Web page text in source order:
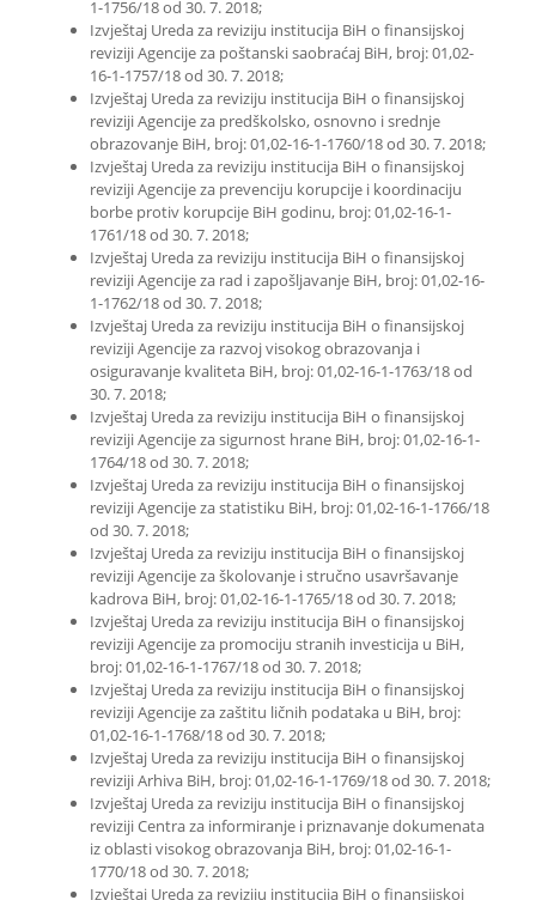
1-1756/18 od 30. 7. 2018;
Izvještaj Ureda za reviziju institucija BiH o finansijskoj
reviziji Agencije za poštanski saobraćaj BiH, broj: 01,02-
16-1-1757/18 od 30. 7. 2018;
Izvještaj Ureda za reviziju institucija BiH o finansijskoj
reviziji Agencije za predškolsko, osnovno i srednje
obrazovanje BiH, broj: 01,02-16-1-1760/18 od 30. 7. 2018;
Izvještaj Ureda za reviziju institucija BiH o finansijskoj
reviziji Agencije za prevenciju korupcije i koordinaciju
borbe protiv korupcije BiH godinu, broj: 01,02-16-1-
1761/18 od 30. 7. 2018;
Izvještaj Ureda za reviziju institucija BiH o finansijskoj
reviziji Agencije za rad i zapošljavanje BiH, broj: 01,02-16-
1-1762/18 od 30. 7. 2018;
Izvještaj Ureda za reviziju institucija BiH o finansijskoj
reviziji Agencije za razvoj visokog obrazovanja i
osiguravanje kvaliteta BiH, broj: 01,02-16-1-1763/18 od
30. 7. 2018;
Izvještaj Ureda za reviziju institucija BiH o finansijskoj
reviziji Agencije za sigurnost hrane BiH, broj: 01,02-16-1-
1764/18 od 30. 7. 2018;
Izvještaj Ureda za reviziju institucija BiH o finansijskoj
reviziji Agencije za statistiku BiH, broj: 01,02-16-1-1766/18
od 30. 7. 2018;
Izvještaj Ureda za reviziju institucija BiH o finansijskoj
reviziji Agencije za školovanje i stručno usavršavanje
kadrova BiH, broj: 01,02-16-1-1765/18 od 30. 7. 2018;
Izvještaj Ureda za reviziju institucija BiH o finansijskoj
reviziji Agencije za promociju stranih investicija u BiH,
broj: 01,02-16-1-1767/18 od 30. 7. 2018;
Izvještaj Ureda za reviziju institucija BiH o finansijskoj
reviziji Agencije za zaštitu ličnih podataka u BiH, broj:
01,02-16-1-1768/18 od 30. 7. 2018;
Izvještaj Ureda za reviziju institucija BiH o finansijskoj
reviziji Arhiva BiH, broj: 01,02-16-1-1769/18 od 30. 7. 2018;
Izvještaj Ureda za reviziju institucija BiH o finansijskoj
reviziji Centra za informiranje i priznavanje dokumenata
iz oblasti visokog obrazovanja BiH, broj: 01,02-16-1-
1770/18 od 30. 7. 2018;
Izvještaj Ureda za reviziju institucija BiH o finansijskoj